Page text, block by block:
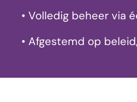
• Volledig beheer via
• Afgestemd op